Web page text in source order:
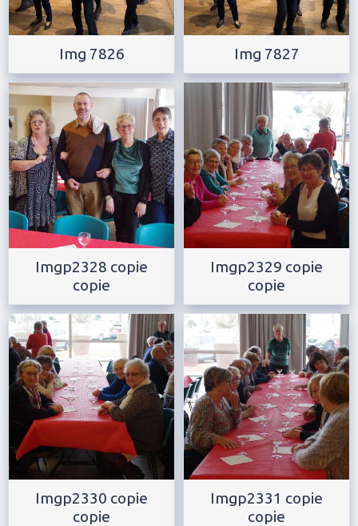
Img 7826 Img 7827
Imgp2328 copie
copie
Imgp2329 copie
copie
Imgp2330 copie
copie
Imgp2331 copie
copie